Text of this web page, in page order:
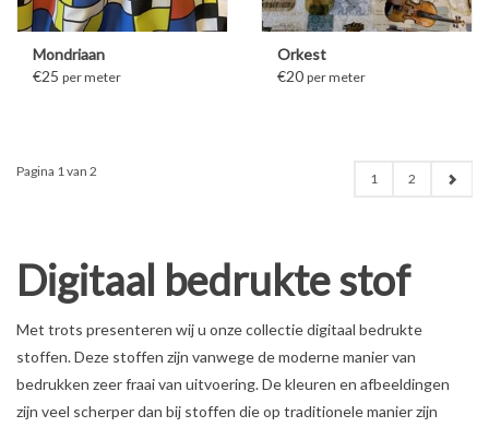
Mondriaan
€25 per meter
Orkest
€20 per meter
Pagina 1 van 2 1 2
Digitaal bedrukte stof
Met trots presenteren wij u onze collectie digitaal bedrukte
stoffen. Deze stoffen zijn vanwege de moderne manier van
bedrukken zeer fraai van uitvoering. De kleuren en afbeeldingen
zijn veel scherper dan bij stoffen die op traditionele manier zijn